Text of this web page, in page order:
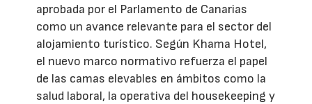
aprobada por el Parlamento de Canarias
como un avance relevante para el sector del
alojamiento turístico. Según Khama Hotel,
el nuevo marco normativo refuerza el papel
de las camas elevables en ámbitos como la
salud laboral, la operativa del housekeeping y